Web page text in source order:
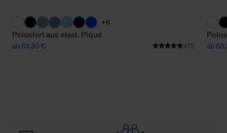
+6
Poloshirt aus elast. Piqué
ab 63,30 € 475 ab